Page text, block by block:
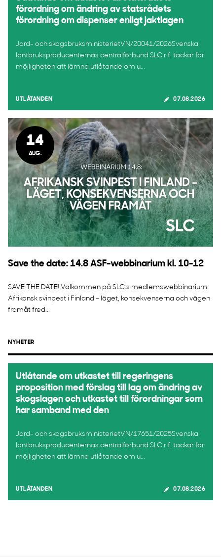
förordning om ändring av statsrådets
förordning om dispenser enligt jaktlagen
Jord- och skogsbruksministerietVN/20041/2026Svenska
lantbruksproducenternas centralförbund SLC r.f. tackar för
möjligheten att lämna utlåtande om u...
UTLÅTANDEN 07.08.2026
14
AUG.
Save the date: 14.8 ASF-webbinarium kl. 10-12
SAVE THE DATE! Välkommen på SLC:s medlemswebbinarium
Afrikansk svinpest i Finland – läget, konsekvenserna och vägen
framåt fred...
NYHETER
Utlåtande om utkastet till regeringens
proposition med förslag till lag om ändring av
skogslagen och utkastet till förordningar som
har samband med den
Jord- och skogsbruksministerietVN/17651/2025Svenska
lantbruksproducenternas centralförbund SLC r.f. tackar för
möjligheten att lämna utlåtande om u...
UTLÅTANDEN 07.08.2026